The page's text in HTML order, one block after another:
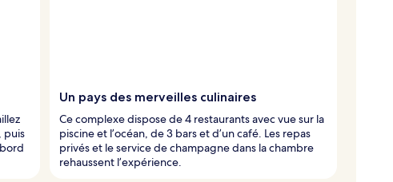
puis
Un pays des merveilles culinaires
Ce complexe dispose de 4 restaurants avec vue sur la
piscine et l’océan, de 3 bars et d’un café. Les repas
privés et le service de champagne dans la chambre
rehaussent l’expérience.